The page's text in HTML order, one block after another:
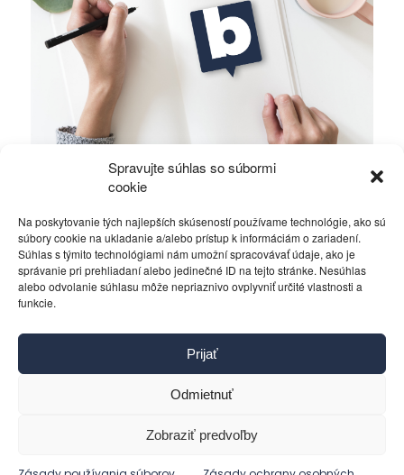
Spravujte súhlas so súbormi
cookie
Na poskytovanie tých najlepších skúseností používame technológie, ako sú
súbory cookie na ukladanie a/alebo prístup k informáciám o zariadení.
Súhlas s týmito technológiami nám umožní spracovávať údaje, ako je
správanie pri prehliadaní alebo jedinečné ID na tejto stránke. Nesúhlas
alebo odvolanie súhlasu môže nepriaznivo ovplyvniť určité vlastnosti a
funkcie.
Prijať
Odmietnuť
Zobraziť predvoľby
Zabudol vôl, že teľaťom bol!
Rôzne 21. apríla 2016
Kontakt
Pravidlá používania
Ochrana osobných údajov